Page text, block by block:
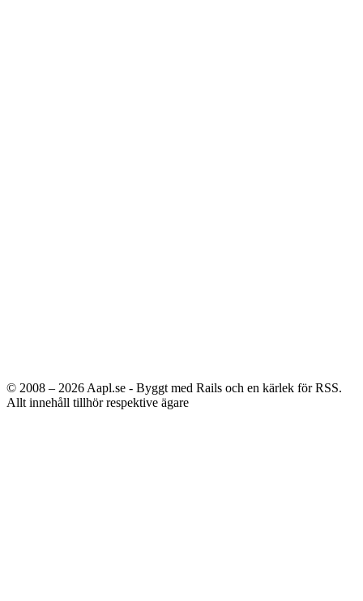
© 2008 – 2026 Aapl.se - Byggt med Rails och en kärlek för RSS.
Allt innehåll tillhör respektive ägare